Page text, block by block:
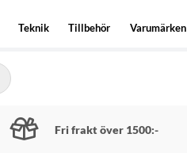
Teknik Tillbehör Varumärken
Fri frakt över 1500:-